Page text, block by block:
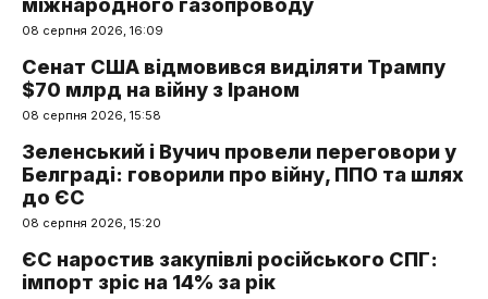
міжнародного газопроводу
08 серпня 2026, 16:09
Сенат США відмовився виділяти Трампу
$70 млрд на війну з Іраном
08 серпня 2026, 15:58
Зеленський і Вучич провели переговори у
Белграді: говорили про війну, ППО та шлях
до ЄС
08 серпня 2026, 15:20
ЄС наростив закупівлі російського СПГ:
імпорт зріс на 14% за рік